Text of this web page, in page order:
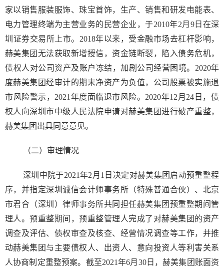
家以销售服装服饰、珠宝首饰，生产、销售和研发电能表、
电力管理终端为主营业务的民营企业，于2010年2月9日在深
圳证券交易所上市。2018年以来，受金融市场去杠杆影响，
赫美集团无法获取新增授信，资金链断裂，陷入债务危机，
债权人对公司资产及账户冻结，加剧公司经营困境。2020年
度赫美集团经审计的期末净资产为负值，公司股票被实施退
市风险警示，2021年度面临退市风险。2020年12月24日，债
权人向深圳市中级人民法院申请对赫美集团进行破产重整，
赫美集团出具同意意见。
（二）审理情况
深圳中院于2021年2月1日决定对赫美集团启动预重整程
序，并指定深圳诚信会计师事务所（特殊普通合伙）、北京
市君合（深圳）律师事务所共同担任赫美集团预重整期间管
理人。预重整期间，预重整管理人完成了对赫美集团的资产
调查及评估、债权审查及核查、经营情况调查等工作，并推
动赫美集团与主要债权人、出资人、意向投资人等利害关系
人协商制定重整预案。截至2021年6月30日，赫美集团账面资